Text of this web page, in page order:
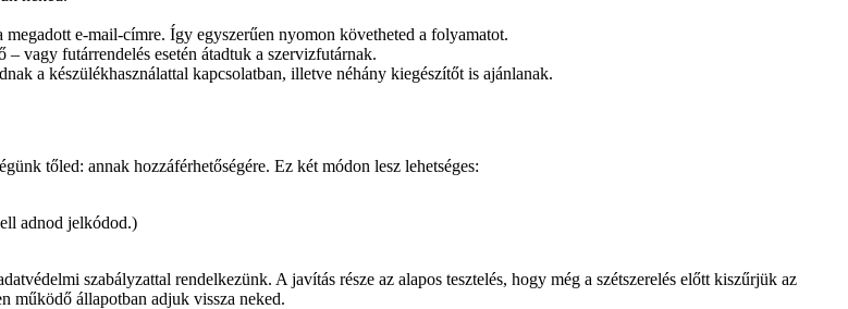
e-mail-címre. Így egyszerűen nyomon követheted a folyamatot.
vagy futárrendelés esetén átadtuk a szervizfutárnak.
a készülékhasználattal kapcsolatban, illetve néhány kiegészítőt is ajánlanak.
tőled: annak hozzáférhetőségére. Ez két módon lesz lehetséges:
adnod jelkódod.)
szabályzattal rendelkezünk. A javítás része az alapos tesztelés, hogy még a szétszerelés előtt kiszűrjük az
működő állapotban adjuk vissza neked.